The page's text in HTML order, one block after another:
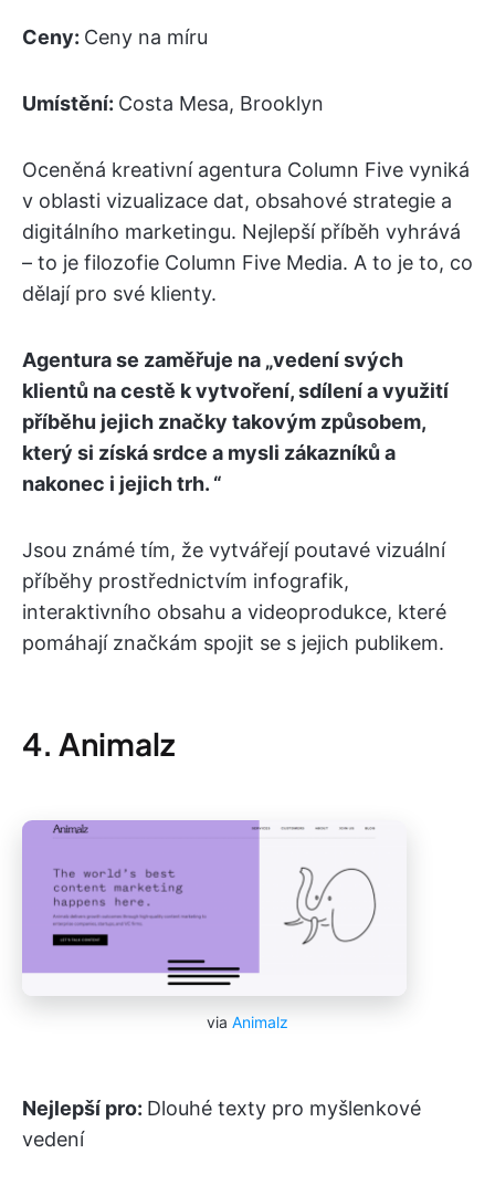
Ceny: Ceny na míru
Umístění: Costa Mesa, Brooklyn
Oceněná kreativní agentura Column Five vyniká
v oblasti vizualizace dat, obsahové strategie a
digitálního marketingu. Nejlepší příběh vyhrává
– to je filozofie Column Five Media. A to je to, co
dělají pro své klienty.
Agentura se zaměřuje na „vedení svých
klientů na cestě k vytvoření, sdílení a využití
příběhu jejich značky takovým způsobem,
který si získá srdce a mysli zákazníků a
nakonec i jejich trh. “
Jsou známé tím, že vytvářejí poutavé vizuální
příběhy prostřednictvím infografik,
interaktivního obsahu a videoprodukce, které
pomáhají značkám spojit se s jejich publikem.
4. Animalz
via Animalz
Nejlepší pro: Dlouhé texty pro myšlenkové
vedení